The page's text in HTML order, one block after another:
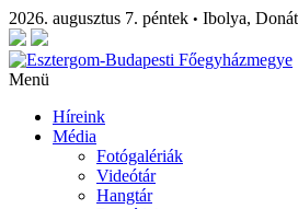
2026. augusztus 7. péntek • Ibolya, Donát
Menü
Híreink
Média
Fotógalériák
Videótár
Hangtár